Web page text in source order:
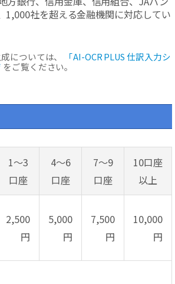
1,000社を超える金融機関に対応してい
については、
「AI-OCR PLUS 仕訳入力シ
をご覧ください。
1～3
口座
4～6
口座
7～9
口座
10口座
以上
2,500
円
5,000
円
7,500
円
10,000
円